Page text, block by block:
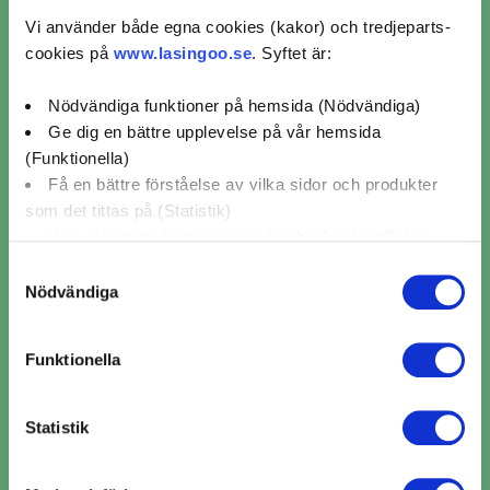
Vi använder både egna cookies (kakor) och tredjeparts-
cookies på www.lasingoo.se. Syftet är:
Nödvändiga funktioner på hemsida (Nödvändiga)
Ge dig en bättre upplevelse på vår hemsida
(Funktionella)
Få en bättre förståelse av vilka sidor och produkter
som det tittas på (Statistik)
använda cookies för alla dessa ändamål. Du kan också
använda checkknapparna nedan för att samtycka till
Du kan när som helst återkalla eller ändra ditt samtycke
Nödvändiga
Funktionella
Statistik
Boka däckbyte i tre enkla